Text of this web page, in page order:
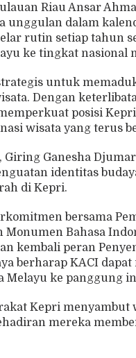
Riau Ansar
unggulan dalam
rutin setiap tahun
ke tingkat nasional
untuk
Dengan
posisi
wisata yang terus
Giring Ganesha
identitas
di Kepri.
bersama
Bahasa
kembali peran
berharap KACI
Melayu ke panggung
Kepri menyambut
mereka